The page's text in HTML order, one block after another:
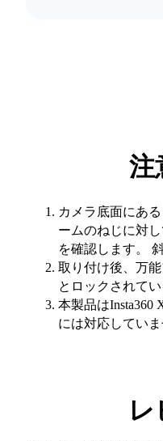
注
カメラ底面にあ
ームのねじに対
を確認します。
取り付け後、万
とロックされて
本製品はInsta360
には対応していま
レ